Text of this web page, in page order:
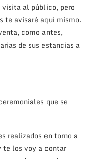
al público, pero
te avisaré aquí mismo.
como antes,
de sus estancias a
que se
realizados en torno a
te los voy a contar